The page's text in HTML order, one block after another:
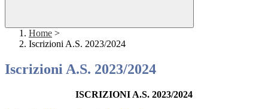
Home >
Iscrizioni A.S. 2023/2024
Iscrizioni A.S. 2023/2024
ISCRIZIONI A.S. 2023/2024